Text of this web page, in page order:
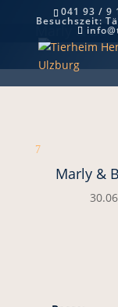
041 93 / 9
Besuchszeit:
Marly &
7
Marly &